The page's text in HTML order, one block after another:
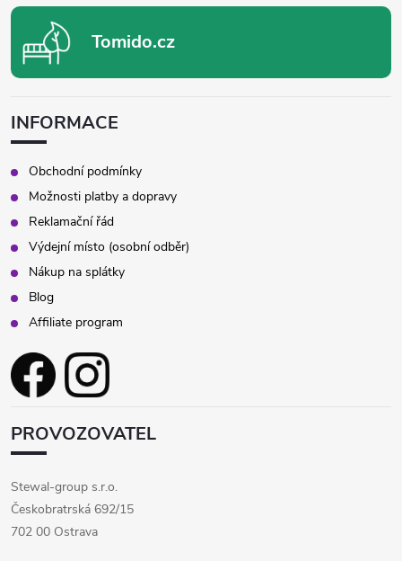
Tomido.cz
INFORMACE
Obchodní podmínky
Možnosti platby a dopravy
Reklamační řád
Výdejní místo (osobní odběr)
Nákup na splátky
Blog
Affiliate program
PROVOZOVATEL
Stewal-group s.r.o.
Českobratrská 692/15
702 00 Ostrava